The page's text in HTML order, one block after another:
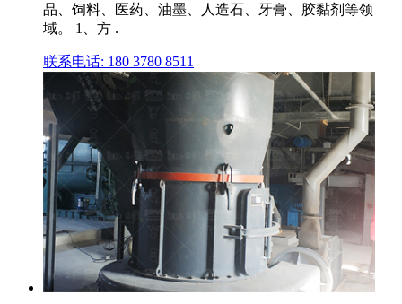
品、饲料、医药、油墨、人造石、牙膏、胶黏剂等领
域。 1、方 .
联系电话: 180 3780 8511